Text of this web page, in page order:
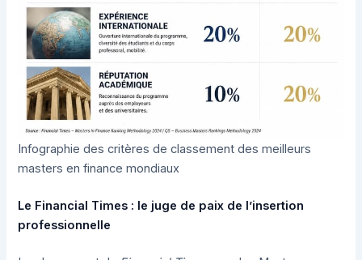
Infographie des critères de classement des meilleurs
masters en finance mondiaux
Le Financial Times : le juge de paix de l’insertion
professionnelle